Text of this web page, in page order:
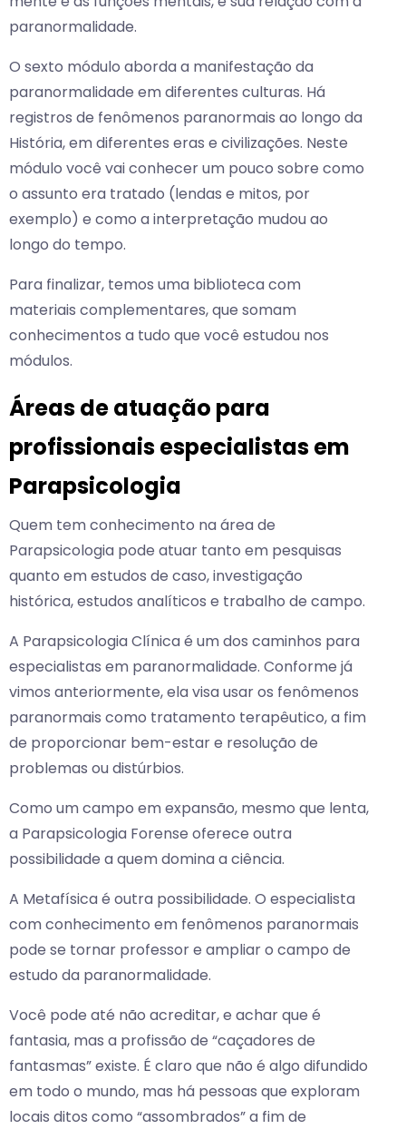
paranormalidade.
O sexto módulo aborda a manifestação da
paranormalidade em diferentes culturas. Há
registros de fenômenos paranormais ao longo da
História, em diferentes eras e civilizações. Neste
módulo você vai conhecer um pouco sobre como
o assunto era tratado (lendas e mitos, por
exemplo) e como a interpretação mudou ao
longo do tempo.
Para finalizar, temos uma biblioteca com
materiais complementares, que somam
conhecimentos a tudo que você estudou nos
módulos.
Áreas de atuação para
profissionais especialistas em
Parapsicologia
Quem tem conhecimento na área de
Parapsicologia pode atuar tanto em pesquisas
quanto em estudos de caso, investigação
histórica, estudos analíticos e trabalho de campo.
A Parapsicologia Clínica é um dos caminhos para
especialistas em paranormalidade. Conforme já
vimos anteriormente, ela visa usar os fenômenos
paranormais como tratamento terapêutico, a fim
de proporcionar bem-estar e resolução de
problemas ou distúrbios.
Como um campo em expansão, mesmo que lenta,
a Parapsicologia Forense oferece outra
possibilidade a quem domina a ciência.
A Metafísica é outra possibilidade. O especialista
com conhecimento em fenômenos paranormais
pode se tornar professor e ampliar o campo de
estudo da paranormalidade.
Você pode até não acreditar, e achar que é
fantasia, mas a profissão de “caçadores de
fantasmas” existe. É claro que não é algo difundido
em todo o mundo, mas há pessoas que exploram
locais ditos como “assombrados” a fim de